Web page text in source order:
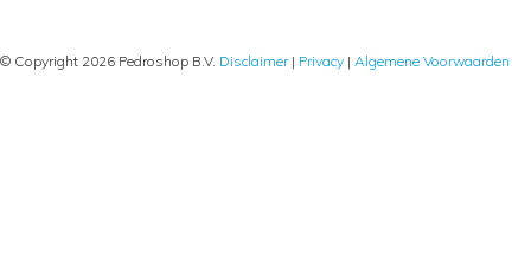
© Copyright 2026 Pedroshop B.V. Disclaimer| Privacy | Algemene Voorwaarden